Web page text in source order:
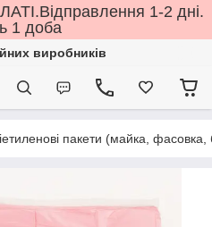
1-2 дні.
1 доба
виробників
пакети (майка, фасовка,